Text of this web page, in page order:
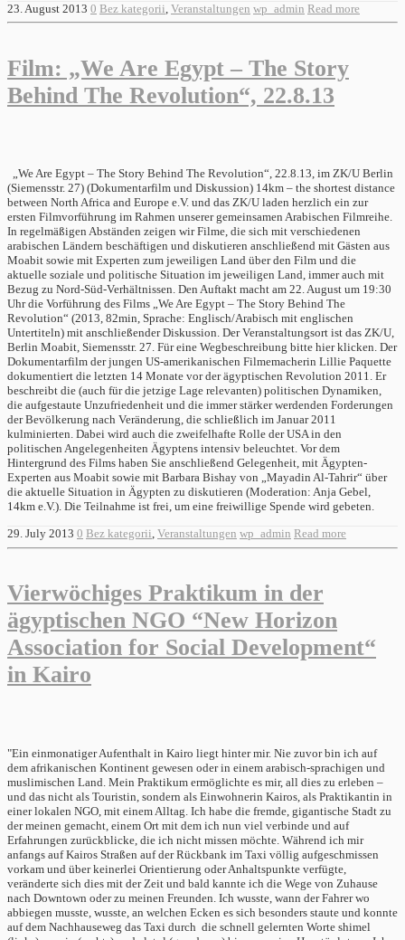
23. August 2013 0 Bez kategorii Veranstaltungen wp_admin Read more
Film: „We Are Egypt – The Story
Behind The Revolution“, 22.8.13
„We Are Egypt – The Story Behind The Revolution“, 22.8.13, im ZK/U Berlin
(Siemensstr. 27) (Dokumentarfilm und Diskussion) 14km – the shortest distance
between North Africa and Europe e.V. und das ZK/U laden herzlich ein zur
ersten Filmvorführung im Rahmen unserer gemeinsamen Arabischen Filmreihe.
In regelmäßigen Abständen zeigen wir Filme, die sich mit verschiedenen
arabischen Ländern beschäftigen und diskutieren anschließend mit Gästen aus
Moabit sowie mit Experten zum jeweiligen Land über den Film und die
aktuelle soziale und politische Situation im jeweiligen Land, immer auch mit
Bezug zu Nord-Süd-Verhältnissen. Den Auftakt macht am 22. August um 19:30
Uhr die Vorführung des Films „We Are Egypt – The Story Behind The
Revolution“ (2013, 82min, Sprache: Englisch/Arabisch mit englischen
Untertiteln) mit anschließender Diskussion. Der Veranstaltungsort ist das ZK/U,
Berlin Moabit, Siemensstr. 27. Für eine Wegbeschreibung bitte hier klicken. Der
Dokumentarfilm der jungen US-amerikanischen Filmemacherin Lillie Paquette
dokumentiert die letzten 14 Monate vor der ägyptischen Revolution 2011. Er
beschreibt die (auch für die jetzige Lage relevanten) politischen Dynamiken,
die aufgestaute Unzufriedenheit und die immer stärker werdenden Forderungen
der Bevölkerung nach Veränderung, die schließlich im Januar 2011
kulminierten. Dabei wird auch die zweifelhafte Rolle der USA in den
politischen Angelegenheiten Ägyptens intensiv beleuchtet. Vor dem
Hintergrund des Films haben Sie anschließend Gelegenheit, mit Ägypten-
Experten aus Moabit sowie mit Barbara Bishay von „Mayadin Al-Tahrir“ über
die aktuelle Situation in Ägypten zu diskutieren (Moderation: Anja Gebel,
14km e.V.). Die Teilnahme ist frei, um eine freiwillige Spende wird gebeten.
29. July 2013 0 Bez kategorii, Veranstaltungen wp_admin Read more
Vierwöchiges Praktikum in der
ägyptischen NGO “New Horizon
Association for Social Development“
in Kairo
"Ein einmonatiger Aufenthalt in Kairo liegt hinter mir. Nie zuvor bin ich auf
dem afrikanischen Kontinent gewesen oder in einem arabisch-sprachigen und
muslimischen Land. Mein Praktikum ermöglichte es mir, all dies zu erleben –
und das nicht als Touristin, sondern als Einwohnerin Kairos, als Praktikantin in
einer lokalen NGO, mit einem Alltag. Ich habe die fremde, gigantische Stadt zu
der meinen gemacht, einem Ort mit dem ich nun viel verbinde und auf
Erfahrungen zurückblicke, die ich nicht missen möchte. Während ich mir
anfangs auf Kairos Straßen auf der Rückbank im Taxi völlig aufgeschmissen
vorkam und über keinerlei Orientierung oder Anhaltspunkte verfügte,
veränderte sich dies mit der Zeit und bald kannte ich die Wege von Zuhause
nach Downtown oder zu meinen Freunden. Ich wusste, wann der Fahrer wo
abbiegen musste, wusste, an welchen Ecken es sich besonders staute und konnte
auf dem Nachhauseweg das Taxi durch die schnell gelernten Worte shimel